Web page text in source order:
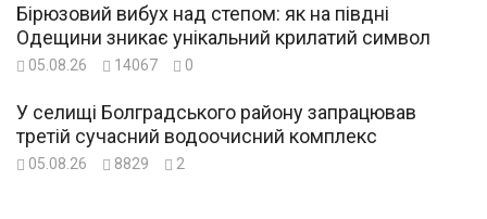
Бірюзовий вибух над степом: як на півдні
Одещини зникає унікальний крилатий символ
05.08.26 14067 0
У селищі Болградського району запрацював
третій сучасний водоочисний комплекс
05.08.26 8829 2